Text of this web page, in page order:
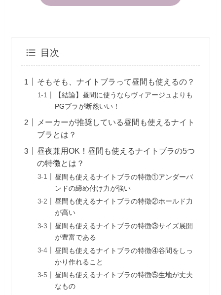
目次
そもそも、ナイトブラって昼間も使えるの？
【結論】昼間に使うならヴィアージュよりも
PGブラが断然いい！
メーカーが推奨している昼間も使えるナイト
ブラとは？
昼夜兼用OK！昼間も使えるナイトブラの5つ
の特徴とは？
昼間も使えるナイトブラの特徴①アンダーバ
ンドの締め付け力が強い
昼間も使えるナイトブラの特徴②ホールド力
が高い
昼間も使えるナイトブラの特徴③サイズ展開
が豊富である
昼間も使えるナイトブラの特徴④谷間をしっ
かり作れること
昼間も使えるナイトブラの特徴⑤生地が丈夫
なもの